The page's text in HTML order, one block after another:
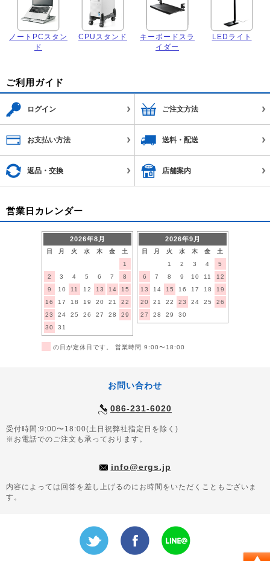
ノートPCスタン
ド
CPUスタンド
キーボードスラ
イダー
LEDライト
ご利用ガイド
ログイン ご注文方法
お支払い方法 送料・配送
返品・交換 店舗案内
営業日カレンダー
2026年8月
日 月 火 水 木 金
土
1
2
3 4 5 6 7
8
9
10 11 12 13 14
15
16
17 18 19 20 21
22
23
24 25 26 27 28
29
30
31
2026年9月
日 月 火 水 木 金
土
1
2 3 4
5
6
7 8 9 10 11
12
13
14 15 16 17 18
19
20
21 22 23 24 25
26
27
28 29 30
の日が定休日です。 営業時間 9:00〜18:00
お問い合わせ
086-231-6020
受付時間:9:00〜18:00(土日祝弊社指定日を除く)
※お電話でのご注文も承っております。
info@ergs.jp
内容によっては回答を差し上げるのにお時間をいただくこともございま
す。